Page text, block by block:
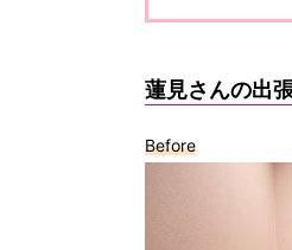
蓮見さんの出
Before